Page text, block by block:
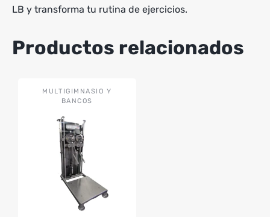
LB y transforma tu rutina de ejercicios.
Productos relacionados
MULTIGIMNASIO Y
BANCOS